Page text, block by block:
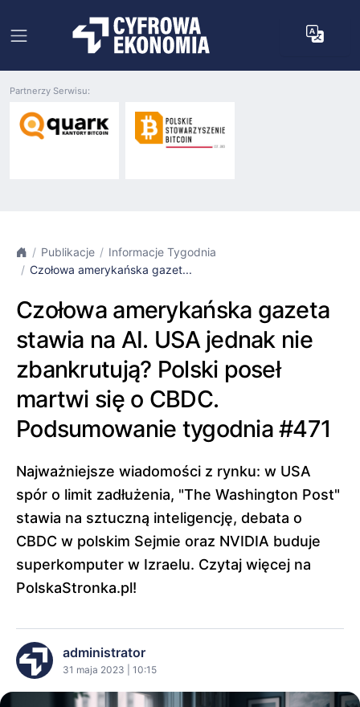
Partnerzy Serwisu:
Publikacje
Informacje Tygodnia
Czołowa amerykańska gazet...
Czołowa amerykańska gazeta
stawia na AI. USA jednak nie
zbankrutują? Polski poseł
martwi się o CBDC.
Podsumowanie tygodnia #471
Najważniejsze wiadomości z rynku: w USA
spór o limit zadłużenia, "The Washington Post"
stawia na sztuczną inteligencję, debata o
CBDC w polskim Sejmie oraz NVIDIA buduje
superkomputer w Izraelu. Czytaj więcej na
PolskaStronka.pl!
administrator
31 maja 2023 | 10:15